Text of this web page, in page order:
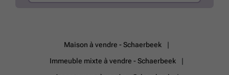
Maison à vendre - Schaerbeek
Immeuble mixte à vendre - Schaerbeek